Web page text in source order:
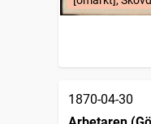
1870-04-30